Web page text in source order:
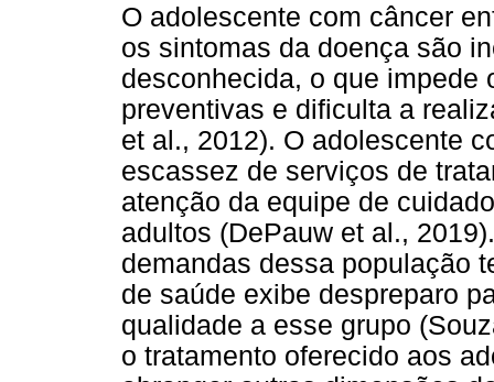
O adolescente com câncer
os sintomas da doença são
desconhecida, o que impede
preventivas e dificulta a
et al., 2012). O adolescente
escassez de serviços de
atenção da equipe de
adultos (DePauw et al.,
demandas dessa população
de saúde exibe despreparo
qualidade a esse grupo
o tratamento oferecido aos